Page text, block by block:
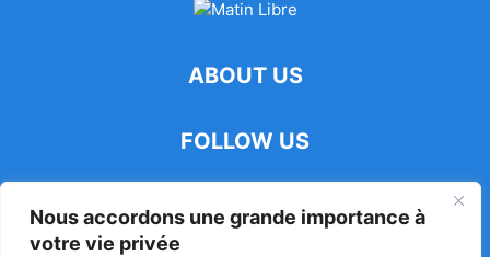
Nous accordons une grande importance à
votre vie privée
ABOUT US
FOLLOW US